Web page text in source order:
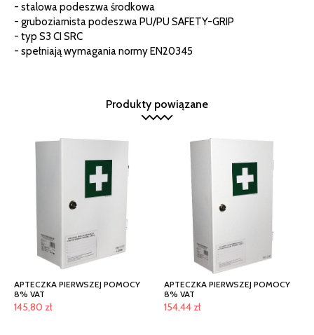
- stalowa podeszwa środkowa
- gruboziarnista podeszwa PU/PU SAFETY-GRIP
- typ S3 CI SRC
- spełniają wymagania normy EN20345
Produkty powiązane
APTECZKA PIERWSZEJ POMOCY
8% VAT
145,80 zł
APTECZKA PIERWSZEJ POMOCY
8% VAT
154,44 zł